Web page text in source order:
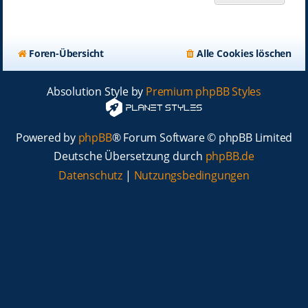
Foren-Übersicht Alle Cookies löschen
Absolution Style by Premium phpBB Styles
Powered by phpBB® Forum Software © phpBB Limited
Deutsche Übersetzung durch phpBB.de
Datenschutz | Nutzungsbedingungen